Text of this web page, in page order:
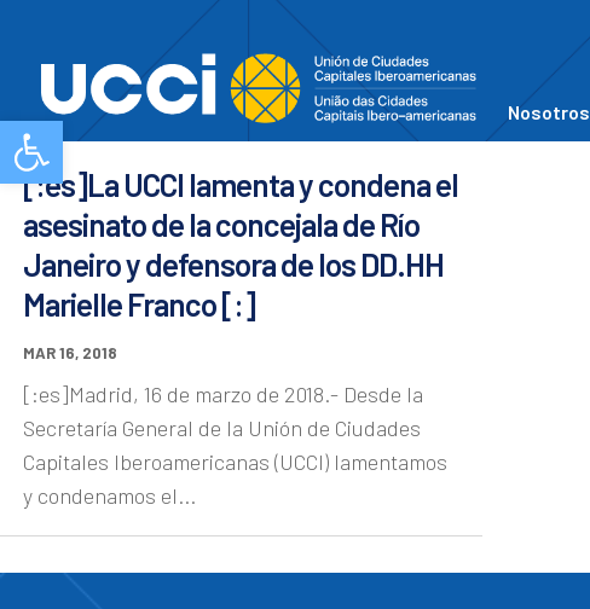
Abrir barra de herramientas Nosotros
[:es]La UCCI lamenta y condena el
asesinato de la concejala de Río
Janeiro y defensora de los DD.HH
Marielle Franco [:]
MAR 16, 2018
[:es]Madrid, 16 de marzo de 2018.- Desde la
Secretaría General de la Unión de Ciudades
Capitales Iberoamericanas (UCCI) lamentamos
y condenamos el...